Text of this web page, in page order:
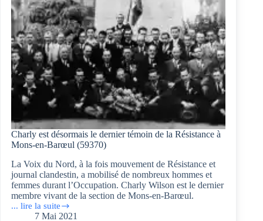
Charly est désormais le dernier témoin de la Résistance à
Mons-en-Barœul (59370)
La Voix du Nord, à la fois mouvement de Résistance et
journal clandestin, a mobilisé de nombreux hommes et
femmes durant l’Occupation. Charly Wilson est le dernier
membre vivant de la section de Mons-en-Barœul.
... lire la suite
Charly
7 Mai 2021